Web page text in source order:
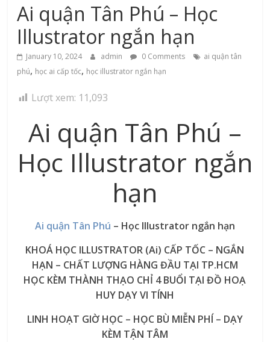
Ai quận Tân Phú – Học
Illustrator ngắn hạn
January 10, 2024 admin 0 Comments
ai quận tân
phú, học ai cấp tốc, học illustrator ngắn hạn
Lượt xem: 11,093
Ai quận Tân Phú –
Học Illustrator ngắn
hạn
Ai quận Tân Phú – Học Illustrator ngắn hạn
KHOÁ HỌC ILLUSTRATOR (Ai) CẤP TỐC – NGẮN
HẠN – CHẤT LƯỢNG HÀNG ĐẦU TẠI TP.HCM
HỌC KÈM THÀNH THẠO CHỈ 4 BUỔI TẠI ĐỒ HOẠ
HUY DẠY VI TÍNH
LINH HOẠT GIỜ HỌC – HỌC BÙ MIỄN PHÍ – DẠY
KÈM TẬN TÂM